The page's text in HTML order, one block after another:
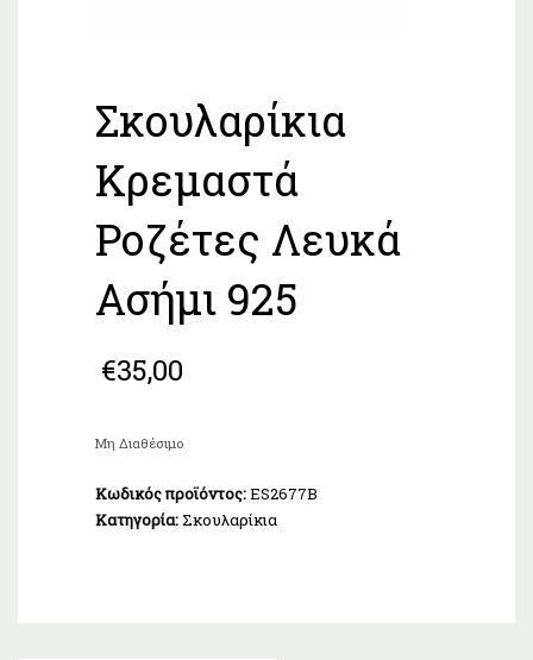
Σκουλαρίκια
Κρεμαστά
Ροζέτες Λευκά
Ασήμι 925
€35,00
Μη Διαθέσιμο
Κωδικός προϊόντος:ES2677B
Κατηγορία: Σκουλαρίκια